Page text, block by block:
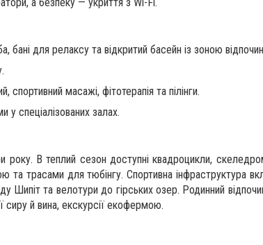
а безпеку — укриття з Wi-Fi.
бані для релаксу та відкритий басейн із зоною
масажі, фітотерапія та пілінги.
у спеціалізованих залах.
В теплий сезон доступні квадроцикли,
трасами для тюбінгу. Спортивна інфраструктура
та велотури до гірських озер. Родинний
сиру й вина, екскурсії екофермою.